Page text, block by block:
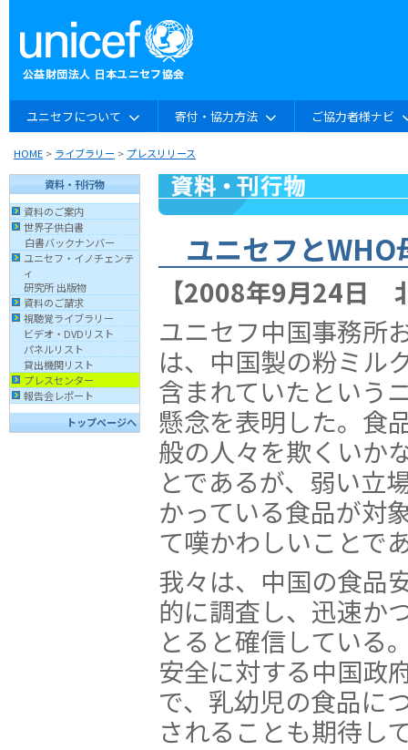
ユニセフについて 寄付・協力方法 ご協力者様ナビ
HOME > ライブラリー > プレスリリース
資料・刊行物
資料のご案内
世界子供白書
白書バックナンバー
ユニセフ・イノチェンテ
ィ
研究所 出版物
資料のご請求
視聴覚ライブラリー
ビデオ・DVDリスト
パネルリスト
貸出機関リスト
プレスセンター
報告会レポート
トップページへ
ユニセフと
【2008年9月24日
ユニセフ中国事務所
は、中国製の粉ミル
含まれていたという
懸念を表明した。食
般の人々を欺くいか
とであるが、弱い立
かっている食品が対
て嘆かわしいことで
我々は、中国の食品
的に調査し、迅速か
とると確信している
安全に対する中国政
で、乳幼児の食品に
されることも期待し